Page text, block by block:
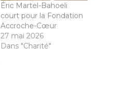
Éric Martel-Bahoeli
court pour la Fondation
Accroche-Cœur
27 mai 2026
Dans "Charité"